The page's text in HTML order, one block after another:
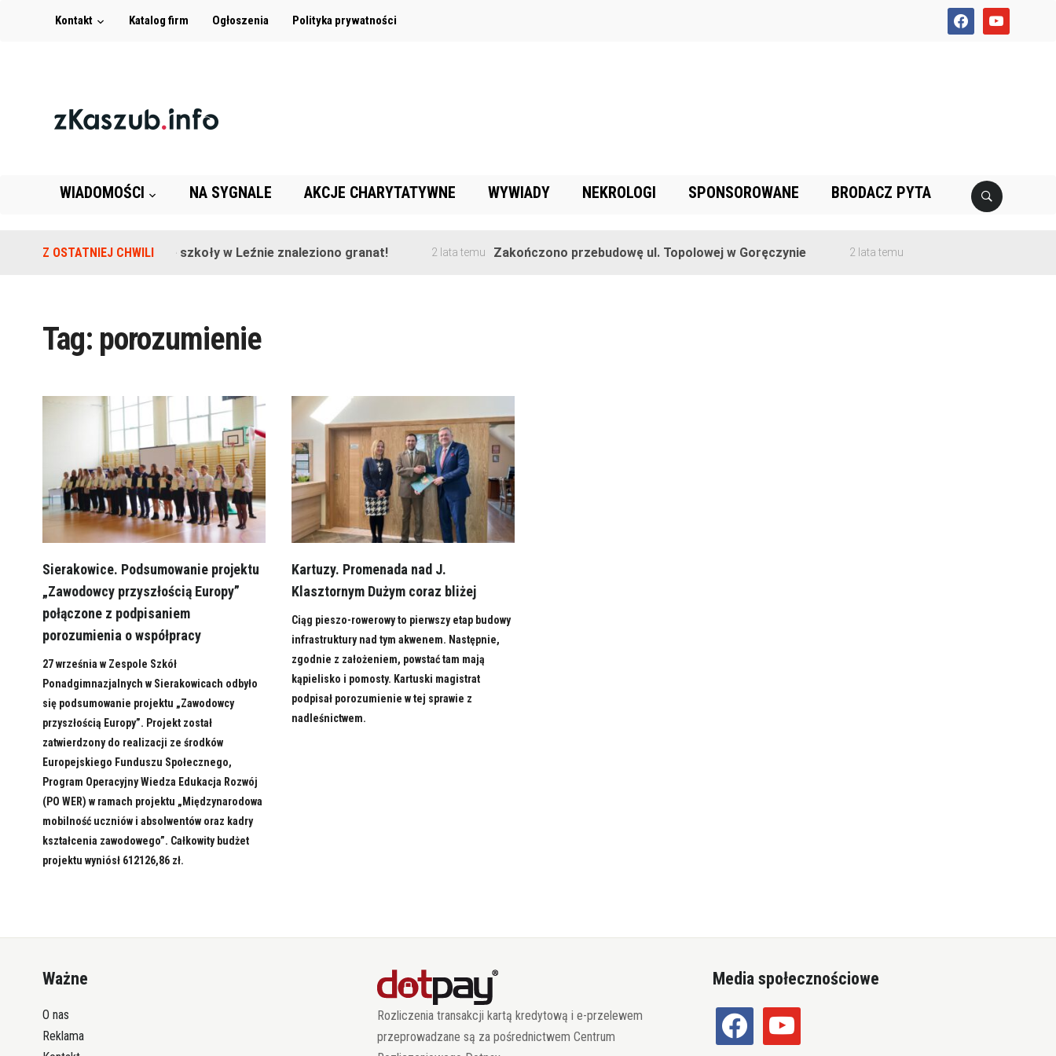
facebookyoutube
Kontakt Katalog firm Ogłoszenia Polityka prywatności
WIADOMOŚCI NA SYGNALE AKCJE CHARYTATYWNE WYWIADY NEKROLOGI SPONSOROWANE BRODACZ PYTA
Z OSTATNIEJ CHWILINa terenie szkoły w Leźnie znaleziono granat! 2 lata temu Zakończono przebudowę ul. Topolowej w Goręczynie 2 lata temu
Tag: porozumienie
Sierakowice. Podsumowanie projektu
„Zawodowcy przyszłością Europy”
połączone z podpisaniem
porozumienia o współpracy
27 września w Zespole Szkół
Ponadgimnazjalnych w Sierakowicach odbyło
się podsumowanie projektu „Zawodowcy
przyszłością Europy”. Projekt został
zatwierdzony do realizacji ze środków
Europejskiego Funduszu Społecznego,
Program Operacyjny Wiedza Edukacja Rozwój
(PO WER) w ramach projektu „Międzynarodowa
mobilność uczniów i absolwentów oraz kadry
kształcenia zawodowego”. Całkowity budżet
projektu wyniósł 612126,86 zł.
Kartuzy. Promenada nad J.
Klasztornym Dużym coraz bliżej
Ciąg pieszo-rowerowy to pierwszy etap budowy
infrastruktury nad tym akwenem. Następnie,
zgodnie z założeniem, powstać tam mają
kąpielisko i pomosty. Kartuski magistrat
podpisał porozumienie w tej sprawie z
nadleśnictwem.
Ważne
O nas
Reklama
Rozliczenia transakcji kartą kredytową i e-przelewem
przeprowadzane są za pośrednictwem Centrum
Media społecznościowe
facebook youtube